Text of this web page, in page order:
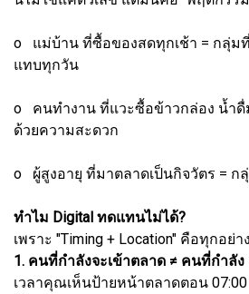
o แม่บ้าน ที่ซื้อของสดทุกเช้า = กลุ่มที่
แทบทุกวัน
o คนทำงาน ที่แวะซื้อข้าวกล่อง น้ำ
ด้วยความสะดวก
o ผู้สูงอายุ ที่มาตลาดเป็นกิจวัตร = ก
ทำไม Digital ทดแทนไม่ได้?
เพราะ "Timing + Location" คือทุกอย่า
1. คนที่กำลังจะเข้าตลาด ≠ คนที่กำลัง
เวลาคุณเห็นป้ายหน้าตลาดตอน